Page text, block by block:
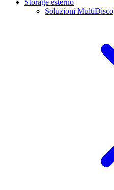
Storage esterno
Soluzioni MultiDisco